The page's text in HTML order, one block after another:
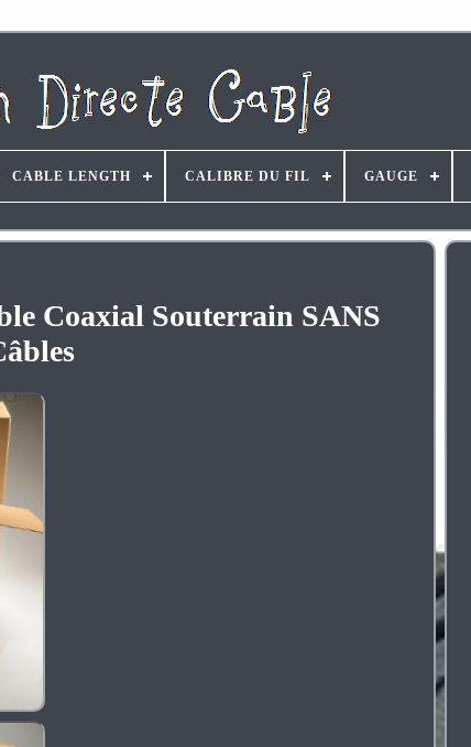
CABLE LENGTH CALIBRE DU FIL GAUGE
Coaxial Souterrain SANS